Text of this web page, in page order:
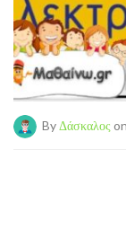
By Δάσκαλος